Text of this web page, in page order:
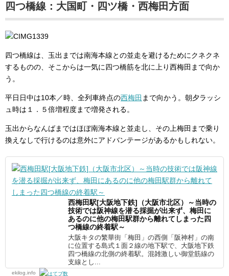
四つ橋線：大国町・四ツ橋・西梅田方面
四つ橋線は、玉出までは南海本線との並走を避けるためにクネクネ
するものの、そこからは一気に四つ橋筋を北に上り西梅田まで向か
う。
平日日中は10本／時、全列車終点の西梅田 まで向かう。朝夕ラッシ
ュ時は１．５倍増程度まで増発される。
玉出からなんばまではほぼ南海本線と並走し、その上梅田まで乗り
換えなしで行けるのは意外にアドバンテージがあるかもしれない。
西梅田駅[大阪地下鉄]（大阪市北区）～当時の
技術では阪神線を潜る採掘が出来ず、梅田に
あるのに他の梅田駅群から離れてしまった四
つ橋線の終着駅～
大阪キタの繁華街「梅田」の西側「阪神村」の南
に位置する島式１面２線の地下駅で、大阪地下鉄
四つ橋線の北側の終着駅。混雑激しい御堂筋線の
支線とし...
ekilog.info